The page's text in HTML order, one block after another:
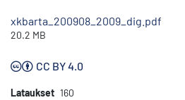
xkbarta_200908_2009_dig.pdf
20.2 MB
CC BY 4.0
Lataukset 160